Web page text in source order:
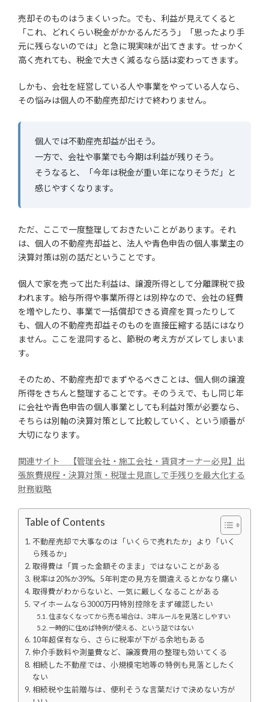
売却そのものはうまくいった。でも、利益が見えてくると
「これ、どれくらい税金がかかるんだろう」「思ったより手
元に残らないのでは」と急に現実味が出てきます。せっかく
高く売れても、税金で大きく減るなら話は変わってきます。
しかも、会社を経営している人や事業をやっている人なら、
その悩みは個人の不動産売却だけで終わりません。
個人では不動産売却益が出そう。
一方で、会社や事業でも今期は利益が残りそう。
そうなると、「今年は税金が重い年になりそうだ」と
感じやすくなります。
ただ、ここで一度整理しておきたいことがあります。それ
は、個人の不動産売却益と、法人や青色申告の個人事業主の
決算対策は別の話だということです。
個人で家を売って出た利益は、譲渡所得として分離課税で扱
われます。給与所得や事業所得とは別枠なので、会社の経費
を増やしたり、事業で一括償却できる資産を買ったりして
も、個人の不動産売却益そのものを直接圧縮する話にはなり
ません。ここを混同すると、節税の考え方がズレてしまいま
す。
そのため、不動産売却でまずやるべきことは、個人側の譲渡
所得をきちんと整理することです。そのうえで、もし同じ年
に会社や青色申告の個人事業としても利益対策が必要なら、
そちらは別軸の決算対策として比較していく、という順番が
大切になります。
関連サイト 【管理会社・施工会社・賃貸オーナー必見】出
張旅費規程・決算対策・税理士見直しで手残りを最大化する
財務戦略
Table of Contents
不動産売却で大事なのは「いくらで売れたか」より「いく
ら残るか」
取得費は「買った金額そのまま」ではないことがある
税率は20%か39%。5年判定の見方を間違えるとかなり痛い
取得費がわからないと、一気に厳しくなることがある
マイホームなら3000万円特別控除をまず確認したい
住まなくなってから売る場合は、3年ルールを見落としやすい
一時的に住めば特例が使える、という話ではない
10年超保有なら、さらに税率が下がる余地もある
仲介手数料や測量費など、譲渡費用の整理も効いてくる
相続した不動産では、小規模宅地等の特例も見落としたく
ない
相続税や生前贈与は、便利そうな言葉だけで決めない方が